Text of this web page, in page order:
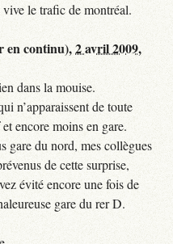
vive le trafic de montréal.
en continu),2 avril 2009,
dans la mouise.
n’apparaissent de toute
encore moins en gare.
gare du nord, mes collègues
de cette surprise,
évité encore une fois de
gare du rer D.